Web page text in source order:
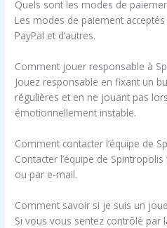
Quels sont les modes de
Les modes de paiement
PayPal et d’autres.
Comment jouer responsable à
Jouez responsable en fixant un
régulières et en ne jouant pas
émotionnellement instable.
Comment contacter l’équipe de
Contacter l’équipe de
ou par e-mail.
Comment savoir si je suis un
Si vous vous sentez contrôlé par